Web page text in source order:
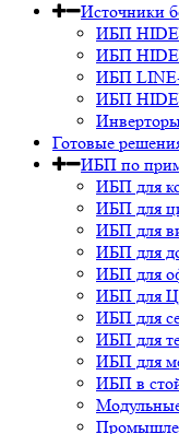
Источники
ИБП
ИБП
ИБП
ИБП
Готовые
ИБП по
ИБП для
ИБП для
ИБП для
ИБП для
ИБП для
ИБП для
ИБП для
ИБП для
ИБП для
ИБП в